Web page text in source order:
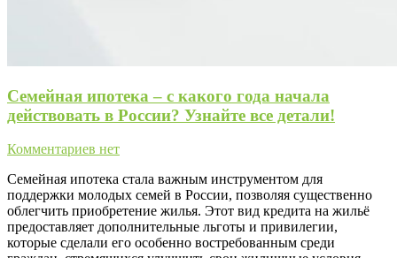
Семейная ипотека – с какого года начала
действовать в России? Узнайте все детали!
Комментариев нет
Семейная ипотека стала важным инструментом для
поддержки молодых семей в России, позволяя существенно
облегчить приобретение жилья. Этот вид кредита на жильё
предоставляет дополнительные льготы и привилегии,
которые сделали его особенно востребованным среди